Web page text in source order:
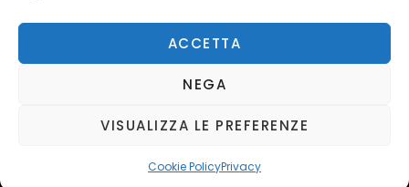
ACCETTA
NEGA
VISUALIZZA LE PREFERENZE
Cookie PolicyPrivacy
Copyright © 2026Ilblogger.it. All Rights Reserved.
Catch Mag byCatch Themes